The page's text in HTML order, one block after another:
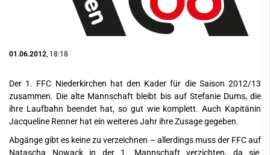
01.06.2012 , 18:18
Der 1. FFC Niederkirchen hat den Kader für die Saison 2012/13
zusammen. Die alte Mannschaft bleibt bis auf Stefanie Dums, die
ihre Laufbahn beendet hat, so gut wie komplett. Auch Kapitänin
Jacqueline Renner hat ein weiteres Jahr ihre Zusage gegeben.
Abgänge gibt es keine zu verzeichnen – allerdings muss der FFC auf
Natascha Nowack in der 1. Mannschaft verzichten, da sie